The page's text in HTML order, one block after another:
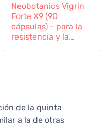
Neobotanics Vigrin
Forte X9 (90
cápsulas) - para la
resistencia y la
de la quinta
a la de otras